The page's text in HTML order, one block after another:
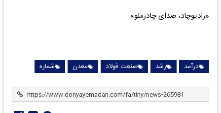
«رادیوچاد، صدای چادرملو»
درآمد رشد صنعت فولاد معدن شماره